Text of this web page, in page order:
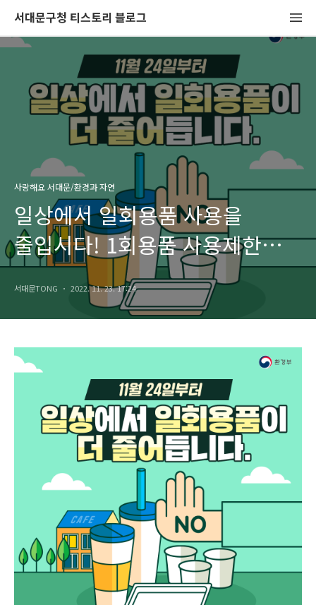
서대문구청 티스토리 블로그
사랑해요 서대문/환경과 자연
일상에서 일회용품 사용을
줄입시다! 1회용품 사용제한
(11월24일부터)
서대문TONG 2022. 11. 23. 17:24